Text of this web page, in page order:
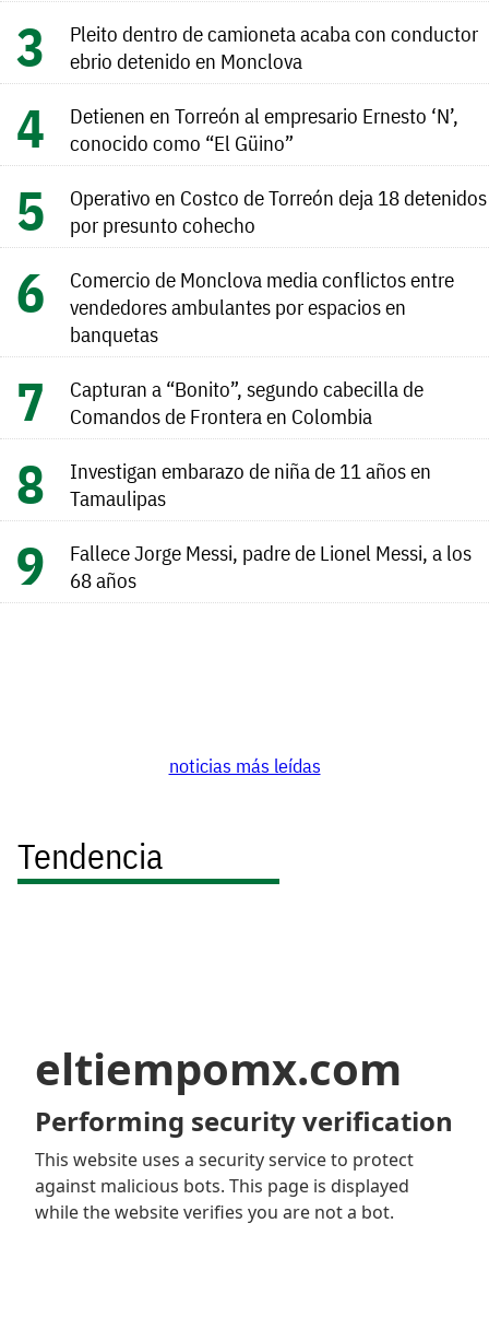
Pleito dentro de camioneta acaba con conductor
ebrio detenido en Monclova
Detienen en Torreón al empresario Ernesto ‘N’,
conocido como “El Güino”
Operativo en Costco de Torreón deja 18 detenidos
por presunto cohecho
Comercio de Monclova media conflictos entre
vendedores ambulantes por espacios en
banquetas
Capturan a “Bonito”, segundo cabecilla de
Comandos de Frontera en Colombia
Investigan embarazo de niña de 11 años en
Tamaulipas
Fallece Jorge Messi, padre de Lionel Messi, a los
68 años
noticias más leídas
Tendencia